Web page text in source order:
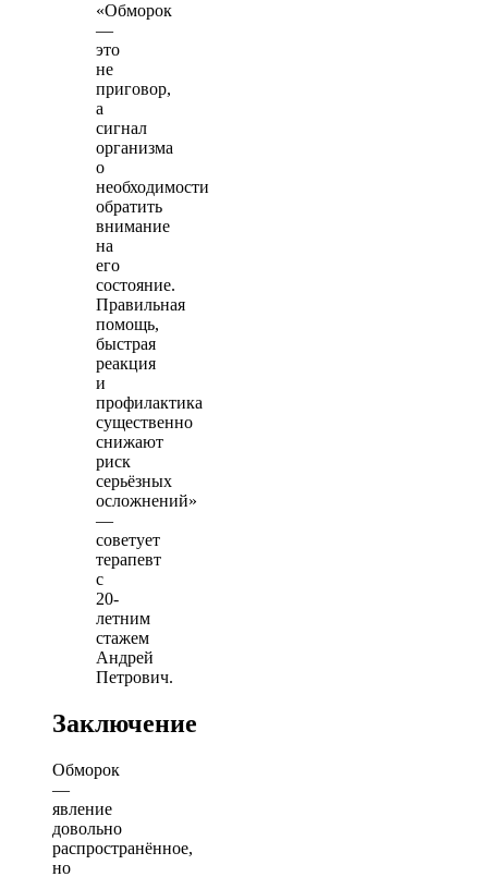
«Обморок
—
это
не
приговор,
а
сигнал
организма
о
необходимости
обратить
внимание
на
его
состояние.
Правильная
помощь,
быстрая
реакция
и
профилактика
существенно
снижают
риск
серьёзных
осложнений»
—
советует
терапевт
с
20-
летним
стажем
Андрей
Петрович.
Заключение
Обморок
—
явление
довольно
распространённое,
но